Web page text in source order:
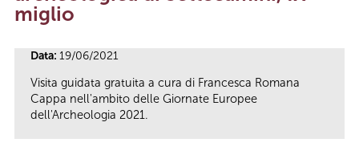
miglio
Data: 19/06/2021
Visita guidata gratuita a cura di Francesca Romana
Cappa nell'ambito delle Giornate Europee
dell'Archeologia 2021.